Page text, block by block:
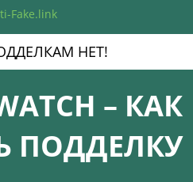
НЕТ!
– КАК
ПОДДЕЛКУ